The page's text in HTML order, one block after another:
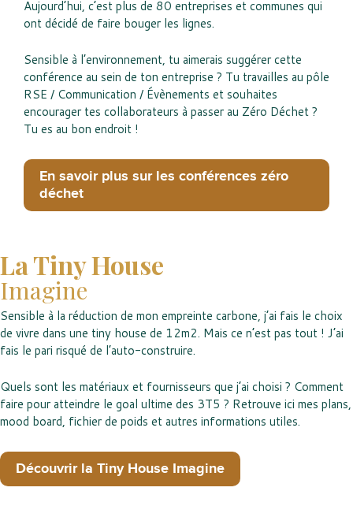
Aujourd’hui, c’est plus de 80 entreprises et communes qui
ont décidé de faire bouger les lignes.
Sensible à l’environnement, tu aimerais suggérer cette
conférence au sein de ton entreprise ? Tu travailles au pôle
RSE / Communication / Évènements et souhaites
encourager tes collaborateurs à passer au Zéro Déchet ?
Tu es au bon endroit !
En savoir plus sur les conférences zéro
déchet
La Tiny House
Imagine
Sensible à la réduction de mon empreinte carbone, j’ai fais le choix
de vivre dans une tiny house de 12m2. Mais ce n’est pas tout ! J’ai
fais le pari risqué de l’auto-construire.
Quels sont les matériaux et fournisseurs que j’ai choisi ? Comment
faire pour atteindre le goal ultime des 3T5 ? Retrouve ici mes plans,
mood board, fichier de poids et autres informations utiles.
Découvrir la Tiny House Imagine